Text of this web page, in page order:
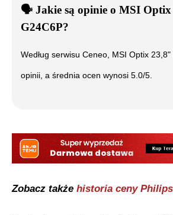
🗣️ ️ Jakie są opinie o MSI Optix
G24C6P?
Według serwisu Ceneo, MSI Optix 23,8"
opinii, a średnia ocen wynosi 5.0/5.
Zobacz także historia ceny